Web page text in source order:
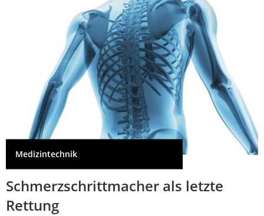
Medizintechnik
Schmerzschrittmacher als letzte
Rettung